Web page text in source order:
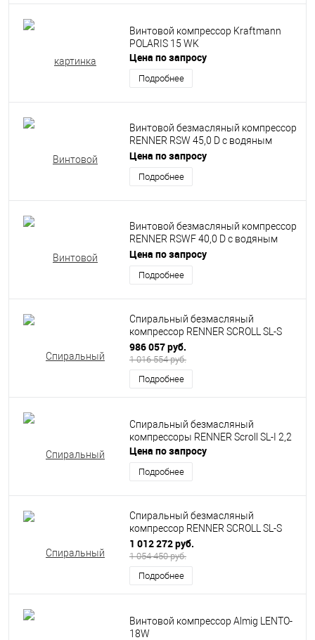
Винтовой компрессор Kraftmann
POLARIS 15 WK
Цена по запросу
Подробнее
Винтовой безмасляный компрессор
RENNER RSW 45,0 D с водяным
впрыском
Цена по запросу
Подробнее
Винтовой безмасляный компрессор
RENNER RSWF 40,0 D с водяным
впрыском
Цена по запросу
Подробнее
Спиральный безмасляный
компрессор RENNER SCROLL SL-S
3,7
986 057 руб.
1 016 554 руб.
Подробнее
Спиральный безмасляный
компрессоры RENNER Scroll SL-I 2,2
Цена по запросу
Подробнее
Спиральный безмасляный
компрессор RENNER SCROLL SL-S
4,5
1 012 272 руб.
1 054 450 руб.
Подробнее
Винтовой компрессор Almig LENTO-
18W